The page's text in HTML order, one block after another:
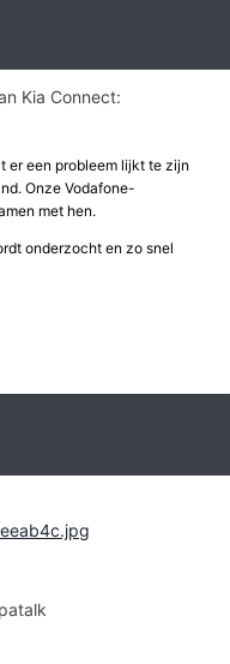
Kia Connect:
er een probleem lijkt te zijn
Onze Vodafone-
met hen.
onderzocht en zo snel